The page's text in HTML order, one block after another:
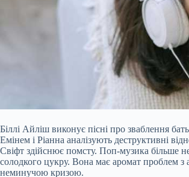
Біллі Айліш виконує пісні про зваблення
Емінем і Ріанна аналізують деструктивні
Свіфт здійснює помсту. Поп-музика більше
солодкого цукру. Вона має аромат проблем з
неминучою кризою.